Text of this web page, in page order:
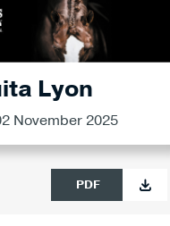
Lyon
November 2025
PDF